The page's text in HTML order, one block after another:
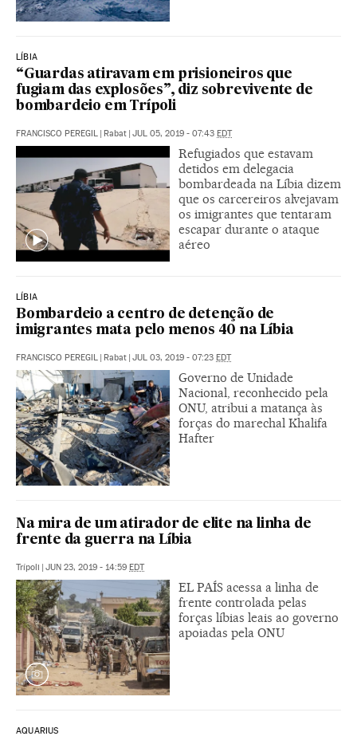
LÍBIA
“Guardas atiravam em prisioneiros que
fugiam das explosões”, diz sobrevivente de
bombardeio em Trípoli
FRANCISCO PEREGIL | Rabat | JUL 05, 2019 - 07:43 EDT
Refugiados que estavam
detidos em delegacia
bombardeada na Líbia dizem
que os carcereiros alvejavam
os imigrantes que tentaram
escapar durante o ataque
aéreo
LÍBIA
Bombardeio a centro de detenção de
imigrantes mata pelo menos 40 na Líbia
FRANCISCO PEREGIL | Rabat | JUL 03, 2019 - 07:23 EDT
Governo de Unidade
Nacional, reconhecido pela
ONU, atribui a matança às
forças do marechal Khalifa
Hafter
Na mira de um atirador de elite na linha de
frente da guerra na Líbia
Trípoli | JUN 23, 2019 - 14:59 EDT
EL PAÍS acessa a linha de
frente controlada pelas
forças líbias leais ao governo
apoiadas pela ONU
AQUARIUS